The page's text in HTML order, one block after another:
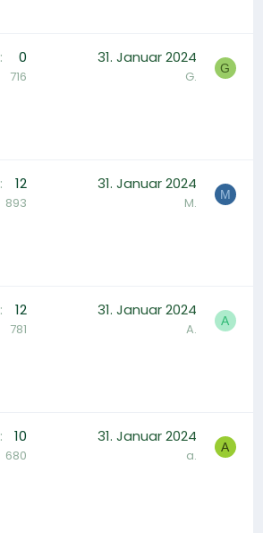
0
716
31. Januar 2024
G. G
12
893
31. Januar 2024
M. M
12
781
31. Januar 2024
A. A
10
680
31. Januar 2024
a. A